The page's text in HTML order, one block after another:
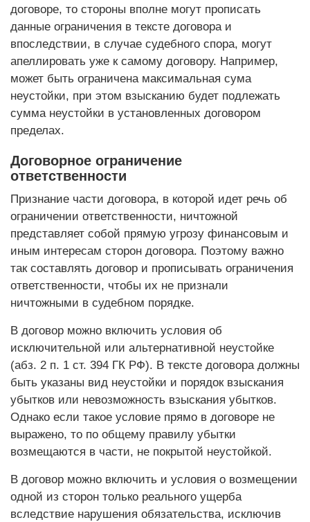
договоре, то стороны вполне могут прописать
данные ограничения в тексте договора и
впоследствии, в случае судебного спора, могут
апеллировать уже к самому договору. Например,
может быть ограничена максимальная сума
неустойки, при этом взысканию будет подлежать
сумма неустойки в установленных договором
пределах.
Договорное ограничение
ответственности
Признание части договора, в которой идет речь об
ограничении ответственности, ничтожной
представляет собой прямую угрозу финансовым и
иным интересам сторон договора. Поэтому важно
так составлять договор и прописывать ограничения
ответственности, чтобы их не признали
ничтожными в судебном порядке.
В договор можно включить условия об
исключительной или альтернативной неустойке
(абз. 2 п. 1 ст. 394 ГК РФ). В тексте договора должны
быть указаны вид неустойки и порядок взыскания
убытков или невозможность взыскания убытков.
Однако если такое условие прямо в до­гово­ре не
выражено, то по общему правилу убытки
возмещаются в части, не покрытой неустойкой.
В договор можно включить и условия о возмещении
одной из сторон только реального ущерба
вследствие нарушения обязательства, исключив